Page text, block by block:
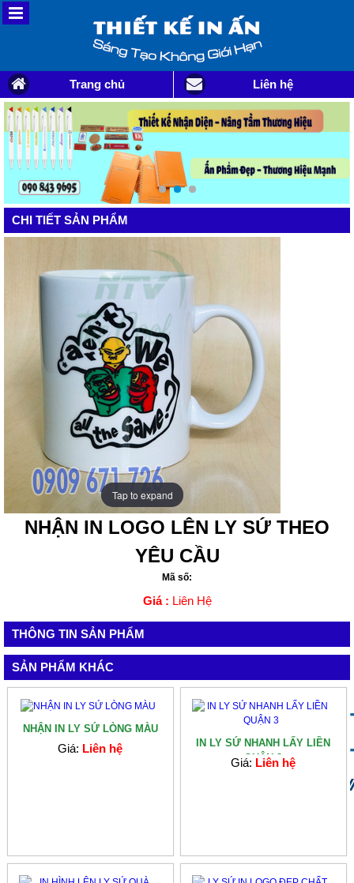
Trang chủ Liên hệ
CHI TIẾT SẢN PHẨM
Tap to expand
Tap to expand
NHẬN IN LOGO LÊN LY SỨ THEO
YÊU CẦU
Mã số:
Giá : Liên Hệ
THÔNG TIN SẢN PHẨM
SẢN PHẨM KHÁC
NHẬN IN LY SỨ LÒNG MÀU
Giá: Liên hệ
IN LY SỨ NHANH LẤY LIỀN
QUẬN 3
Giá: Liên hệ